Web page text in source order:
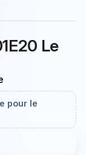
Le
pour le